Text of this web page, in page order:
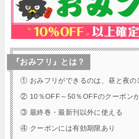
『おみフリ』とは？
① おみフリができるのは、昼と夜の
② 10％OFF～50％OFFのクーポン
③ 最終巻・最新刊以外に使える
④ クーポンには有効期限あり